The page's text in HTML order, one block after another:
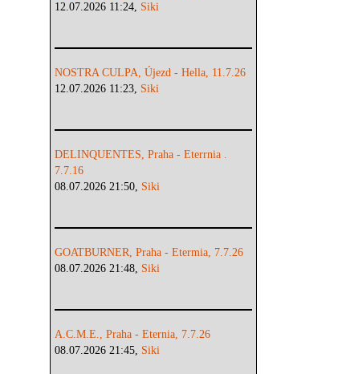
12.07.2026 11:24, Siki
NOSTRA CULPA, Újezd - Hella, 11.7.26
12.07.2026 11:23, Siki
DELINQUENTES, Praha - Eterrnia .
7.7.16
08.07.2026 21:50, Siki
GOATBURNER, Praha - Etermia, 7.7.26
08.07.2026 21:48, Siki
A.C.M.E., Praha - Eternia, 7.7.26
08.07.2026 21:45, Siki